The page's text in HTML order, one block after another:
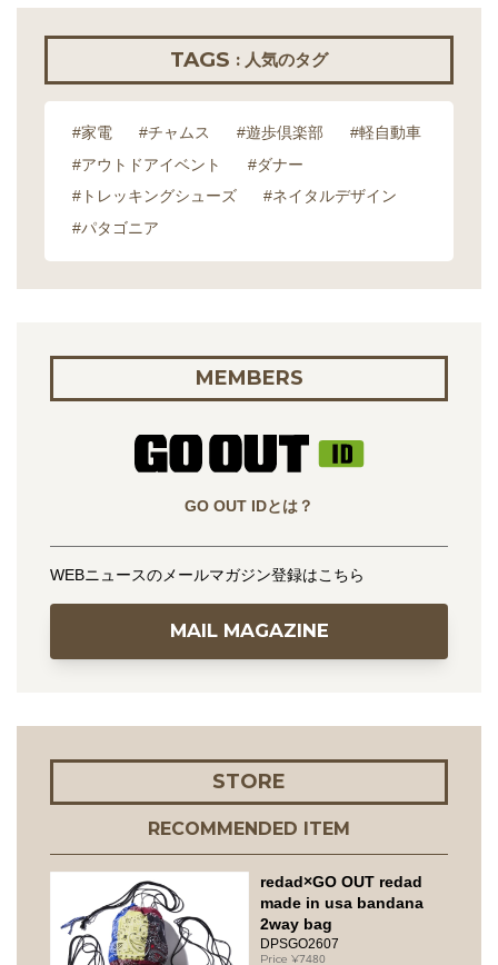
TAGS : 人気のタグ
#家電 #チャムス #遊歩倶楽部
#軽自動車
#アウトドアイベント
#ダナー
#トレッキングシューズ
#ネイタルデザイン
#パタゴニア
MEMBERS
GO OUT IDとは？
WEBニュースのメールマガジン登録はこちら
MAIL MAGAZINE
STORE
RECOMMENDED ITEM
redad×GO OUT redad
made in usa bandana
2way bag
DPSGO2607
7480